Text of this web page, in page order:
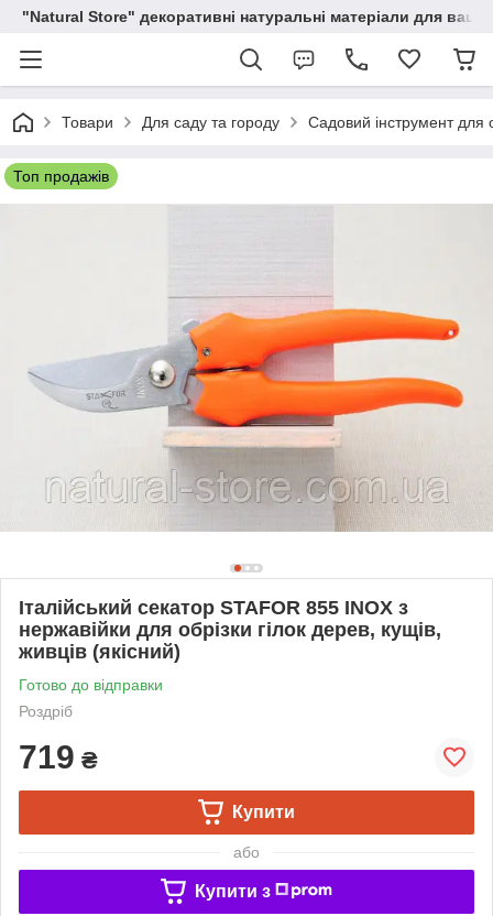
"Natural Store" декоративні натуральні матеріали для
Товари Для саду та городу Садовий інструмент для
Топ продажів
Італійський секатор STAFOR 855 INOX з
нержавійки для обрізки гілок дерев, кущів,
живців (якісний)
Готово до відправки
Роздріб
719 ₴
Купити
або
Купити з